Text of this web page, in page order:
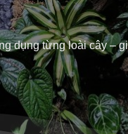
dụng từng loài cây –